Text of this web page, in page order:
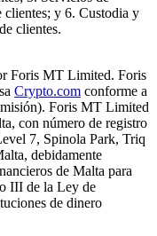
clientes; y 6. Custodia y
clientes.
Foris MT Limited. Foris
Crypto.com conforme a
Foris MT Limited
con número de registro
7, Spinola Park, Triq
debidamente
de Malta para
III de la Ley de
de dinero